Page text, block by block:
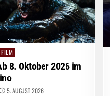
FILM
8. Oktober 2026 im
5. AUGUST 2026